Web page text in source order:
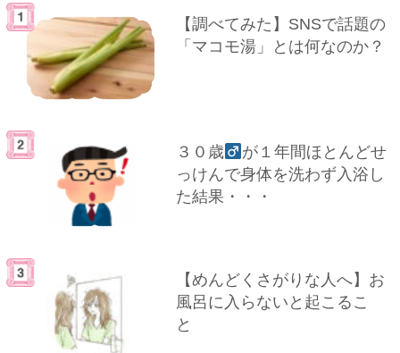
【調べてみた】SNSで話題の
「マコモ湯」とは何なのか？
３０歳
が１年間ほとんどせ
っけんで身体を洗わず入浴し
た結果・・・
【めんどくさがりな人へ】お
風呂に入らないと起こるこ
と